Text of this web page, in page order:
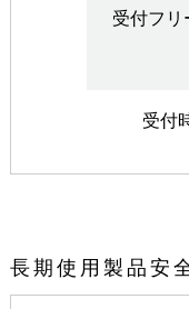
受付フ
受付
長期使用製品安